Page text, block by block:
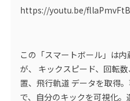
https://youtu.be/
この「スマートボール」は
が、 キックスピード、回転
置、飛行軌道 データを取得
で、自分のキックを可視化。